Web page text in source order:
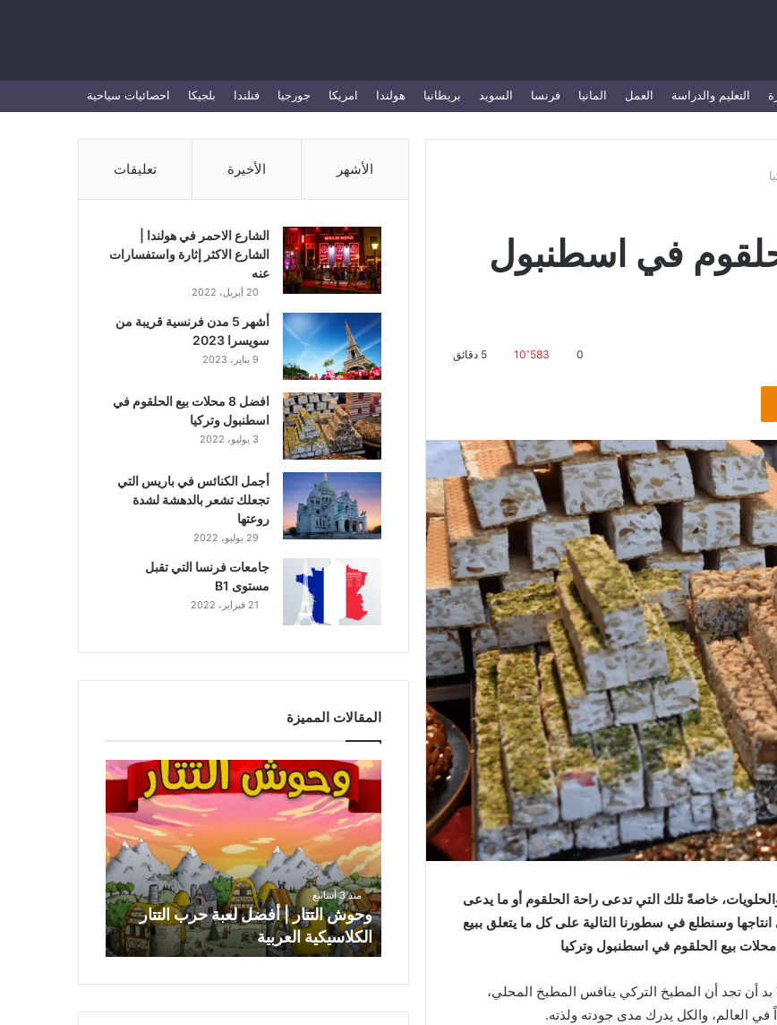
التعليم والدراسة العمل المانيا فرنسا السويد بريطانيا هولندا امريكا جورجيا فنلندا بلجيكا احصائيات سياحية
الحلقوم في اسطنبول
0 10٬583
Odnoklassniki
خاصةً تلك التي تدعى راحة الحلقوم أو ما يدعى
وسنطلع في سطورنا التالية على كل ما يتعلق ببيع
أن تجد أن المطبخ التركي ينافس المطبخ المحلي،
في العالم، والكل يدرك مدى جودته ولذته.
الأشهر الأخيرة تعليقات
الشارع الاحمر في هولندا |
الشارع الاكثر إثارة واستفسارات
عنه
20 أبريل، 2022
أشهر 5 مدن فرنسية قريبة من
سويسرا 2023
9 يناير، 2023
افضل 8 محلات بيع الحلقوم في
اسطنبول وتركيا
3 يوليو، 2022
أجمل الكنائس في باريس التي
تجعلك تشعر بالدهشة لشدة
روعتها
29 يوليو، 2022
جامعات فرنسا التي تقبل
مستوى B1
21 فبراير، 2022
المقالات المميزة
وحوش
أفضل
لعبة
حرب
التتار
الكلاسيكية
العربية
منذ 3 أسابيع
وحوش التتار | أفضل لعبة حرب التتار
الكلاسيكية العربية